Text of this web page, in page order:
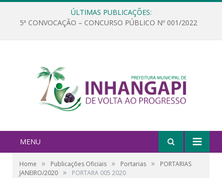
ÚLTIMAS PUBLICAÇÕES:
5ª CONVOCAÇÃO – CONCURSO PÚBLICO Nº 001/2022
MENU
Home » Publicações Oficiais » Portarias »
PORTARIAS
JANEIRO/2020 » PORTARA 005 2020